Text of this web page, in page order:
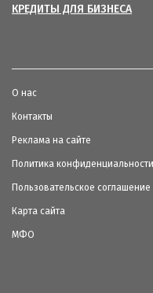
КРЕДИТЫ ДЛЯ БИЗНЕСА
О нас
Контакты
Реклама на сайте
Политика конфиденциальности
Пользовательское соглашение
Карта сайта
МФО